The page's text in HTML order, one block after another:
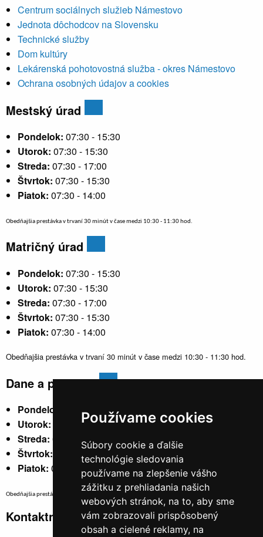
Používame cookies
Súbory cookie a ďalšie
technológie sledovania
používame na zlepšenie vášho
zážitku z prehliadania našich
webových stránok, na to, aby sme
vám zobrazovali prispôsobený
obsah a cielené reklamy, na
Centrum sociálnych služieb Námestovo
Jednota dôchodcov na Slovensku
Technické služby
Dom kultúry
Lekárenská pohotovostná služba - okres Námestovo
Ochrana osobných údajov a cookies
Mestský úrad
Pondelok: 07:30 - 15:30
Utorok: 07:30 - 15:30
Streda: 07:30 - 17:00
Štvrtok: 07:30 - 15:30
Piatok: 07:30 - 14:00
Obedňajšia prestávka v trvaní 30 minút v čase medzi 10:30 - 11:30 hod.
Matričný úrad
Pondelok: 07:30 - 15:30
Utorok: 07:30 - 15:30
Streda: 07:30 - 17:00
Štvrtok: 07:30 - 15:30
Piatok: 07:30 - 14:00
Obedňajšia prestávka v trvaní 30 minút v čase medzi 10:30 - 11:30 hod.
Dane a poplatky
Pondelok:
07:30 - 15:30
Utorok:
nestránkový
Streda: 07:30 - 17:00
Štvrtok:
nestránkový
Piatok: 07:30 - 14:00
Obedňajšia prestávka v trvaní 30 minút v čase medzi 10:30 - 11:30 hod.
Kontaktné údaje